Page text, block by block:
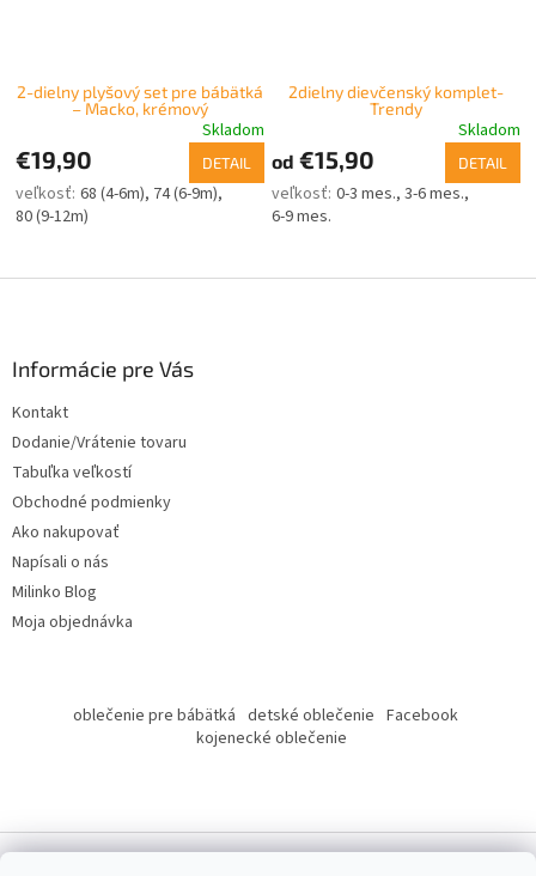
2-dielny plyšový set pre bábätká
– Macko, krémový
Skladom
€19,90 DETAIL
68 (4-6m) 74 (6-9m)
80 (9-12m)
2dielny dievčenský komplet-
Trendy
Skladom
od €15,90 DETAIL
0-3 mes. 3-6 mes.
6-9 mes.
Informácie pre Vás
Kontakt
Dodanie/Vrátenie tovaru
Tabuľka veľkostí
Obchodné podmienky
Ako nakupovať
Napísali o nás
Milinko Blog
Moja objednávka
oblečenie pre bábätká detské oblečenie Facebook
kojenecké oblečenie